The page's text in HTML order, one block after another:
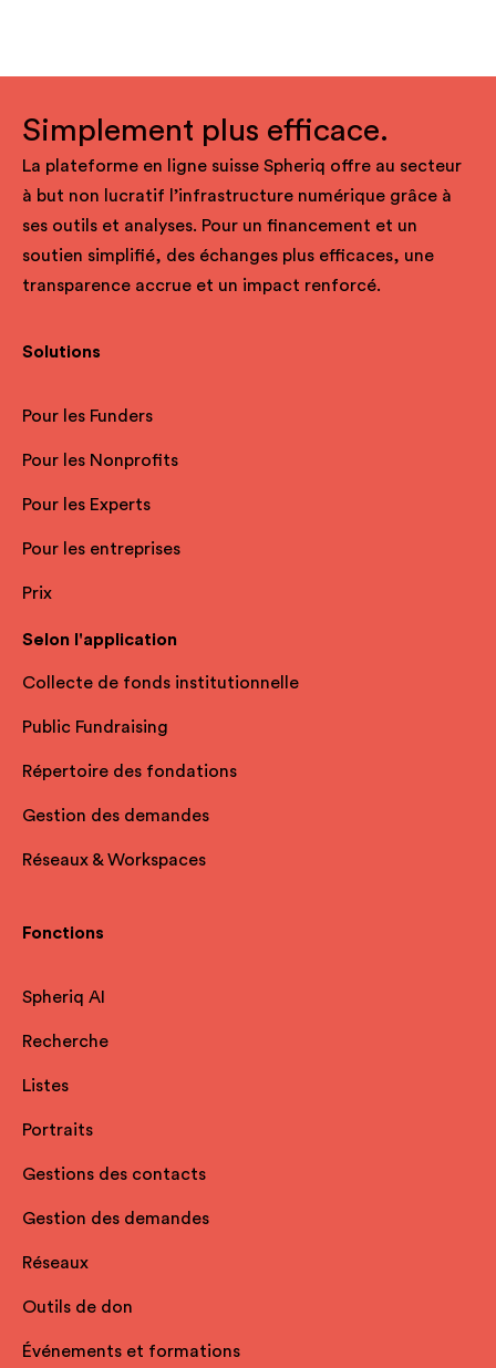
Simplement plus efficace.
La plateforme en ligne suisse Spheriq offre au secteur
à but non lucratif l’infrastructure numérique grâce à
ses outils et analyses. Pour un financement et un
soutien simplifié, des échanges plus efficaces, une
transparence accrue et un impact renforcé.
Solutions
Pour les Funders
Pour les Nonprofits
Pour les Experts
Pour les entreprises
Prix
Selon l'application
Collecte de fonds institutionnelle
Public Fundraising
Répertoire des fondations
Gestion des demandes
Réseaux & Workspaces
Fonctions
Spheriq AI
Recherche
Listes
Portraits
Gestions des contacts
Gestion des demandes
Réseaux
Outils de don
Événements et formations